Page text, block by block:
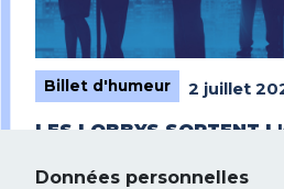
Billet d'humeur
2 juillet
LES LOBBYS SORTENT
MULTINATIONALES
Données personnelles